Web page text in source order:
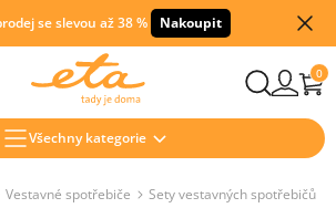
se slevou až 38 % Nakoupit
0
Všechny kategorie
Vestavné spotřebiče Sety vestavných spotřebičů